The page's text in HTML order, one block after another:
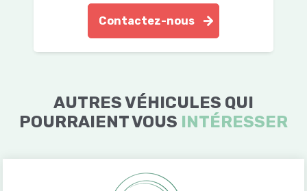
Contactez-nous
AUTRES VÉHICULES QUI
POURRAIENT VOUS INTÉRESSER